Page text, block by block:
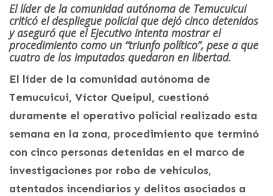
El líder de la comunidad autónoma de Temucuicui
criticó el despliegue policial que dejó cinco detenidos
y aseguró que el Ejecutivo intenta mostrar el
procedimiento como un “triunfo político”, pese a que
cuatro de los imputados quedaron en libertad.
El líder de la comunidad autónoma de
Temucuicui, Víctor Queipul, cuestionó
duramente el operativo policial realizado esta
semana en la zona, procedimiento que terminó
con cinco personas detenidas en el marco de
investigaciones por robo de vehículos,
atentados incendiarios y delitos asociados a